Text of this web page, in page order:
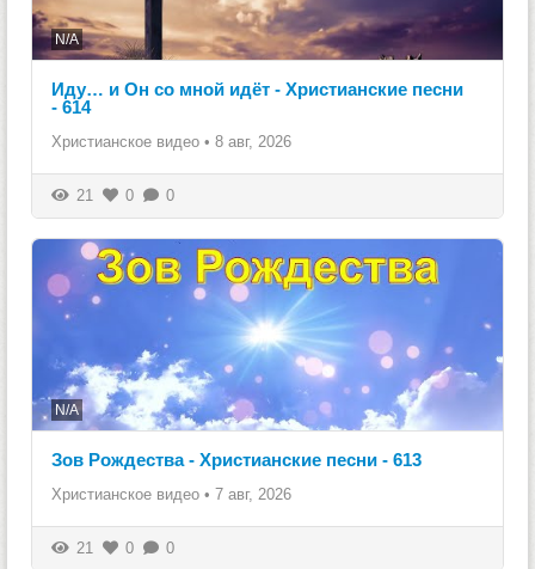
N/A
Иду… и Он со мной идёт - Христианские песни
- 614
Христианское видео • 8 авг, 2026
21 0 0
N/A
Зов Рождества - Христианские песни - 613
Христианское видео • 7 авг, 2026
21 0 0